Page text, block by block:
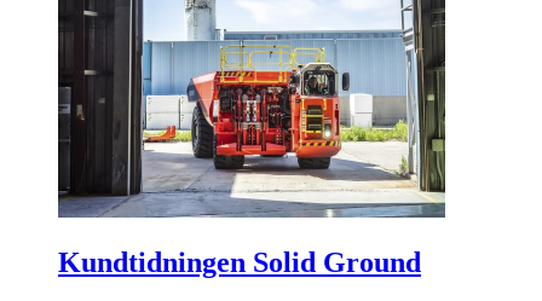
Kundtidningen Solid Ground